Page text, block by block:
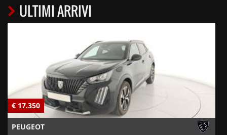
ULTIMI ARRIVI
€ 17.350
PEUGEOT